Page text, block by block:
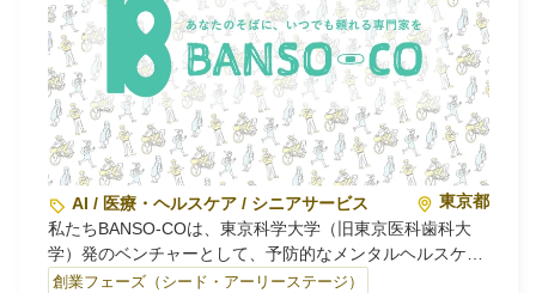
AI / 医療・ヘルスケア / シニアサービス
東京都
私たちBANSO-COは、東京科学大学（旧東京医科歯科大
学）発のベンチャーとして、予防的なメンタルヘルスケア
を提供しています。主力サービス「BANSO-CO」は、すき
創業フェーズ（シード・アーリーステージ）